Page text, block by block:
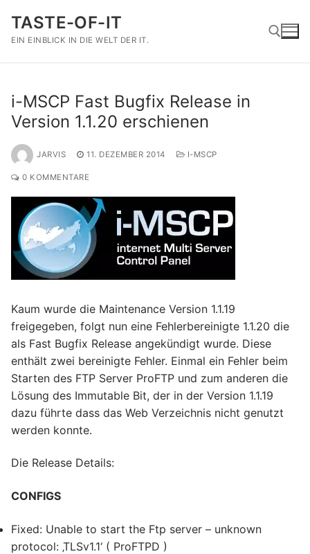
Inhalt
springen
TASTE-OF-IT
EIN EINBLICK IN DIE WELT DER IT.
i-MSCP Fast Bugfix Release in
Version 1.1.20 erschienen
JARVIS 11. DEZEMBER 2014 I-MSCP
0 KOMMENTARE
Kaum wurde die Maintenance Version 1.1.19
freigegeben, folgt nun eine Fehlerbereinigte 1.1.20 die
als Fast Bugfix Release angekündigt wurde. Diese
enthält zwei bereinigte Fehler. Einmal ein Fehler beim
Starten des FTP Server ProFTP und zum anderen die
Lösung des Immutable Bit, der in der Version 1.1.19
dazu führte dass das Web Verzeichnis nicht genutzt
werden konnte.
Die Release Details:
CONFIGS
Fixed: Unable to start the Ftp server – unknown
protocol: ‚TLSv1.1‘ ( ProFTPD )